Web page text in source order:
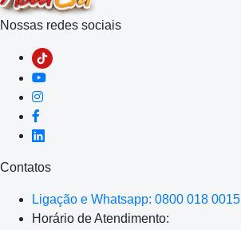
Nossas redes sociais
Contatos
Ligação e Whatsapp: 0800 018 0015
Horário de Atendimento: